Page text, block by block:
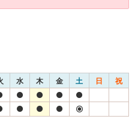
水 木 金 土 日 祝